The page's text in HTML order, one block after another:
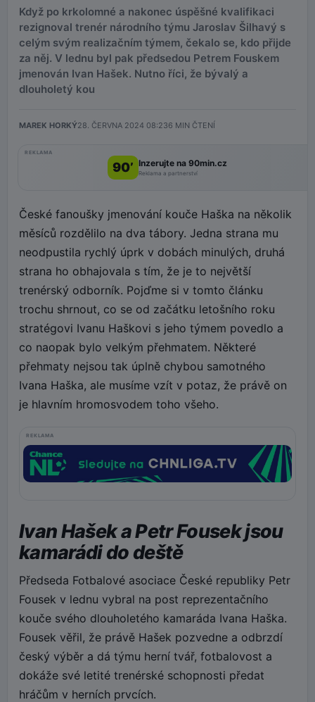
Když po krkolomné a nakonec úspěšné kvalifikaci
rezignoval trenér národního týmu Jaroslav Šilhavý s
celým svým realizačním týmem, čekalo se, kdo přijde
za něj. V lednu byl pak předsedou Petrem Fouskem
jmenován Ivan Hašek. Nutno říci, že bývalý a
dlouholetý kou
MAREK HORKÝ28. ČERVNA 2024 08:236 MIN ČTENÍ
REKLAMA
90’ Inzerujte na 90min.cz
Reklama a partnerství
České fanoušky jmenování kouče Haška na několik
měsíců rozdělilo na dva tábory. Jedna strana mu
neodpustila rychlý úprk v dobách minulých, druhá
strana ho obhajovala s tím, že je to největší
trenérský odborník. Pojďme si v tomto článku
trochu shrnout, co se od začátku letošního roku
stratégovi Ivanu Haškovi s jeho týmem povedlo a
co naopak bylo velkým přehmatem. Některé
přehmaty nejsou tak úplně chybou samotného
Ivana Haška, ale musíme vzít v potaz, že právě on
je hlavním hromosvodem toho všeho.
REKLAMA
Ivan Hašek a Petr Fousek jsou
kamarádi do deště
Předseda Fotbalové asociace České republiky Petr
Fousek v lednu vybral na post reprezentačního
kouče svého dlouholetého kamaráda Ivana Haška.
Fousek věřil, že právě Hašek pozvedne a odbrzdí
český výběr a dá týmu herní tvář, fotbalovost a
dokáže své letité trenérské schopnosti předat
hráčům v herních prvcích.